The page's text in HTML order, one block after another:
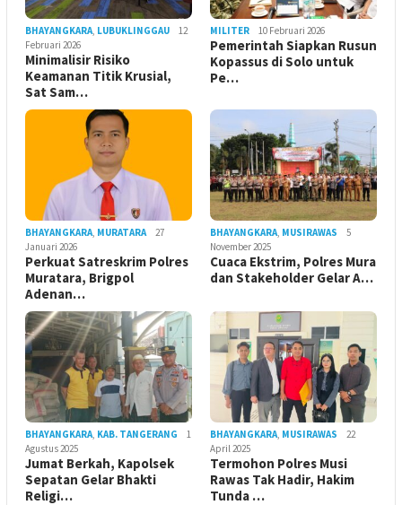
BHAYANGKARA LUBUKLINGGAU
12
Februari 2026
Minimalisir Risiko
Keamanan Titik Krusial,
Sat Sam…
MILITER 10 Februari 2026
Pemerintah Siapkan Rusun
Kopassus di Solo untuk
Pe…
BHAYANGKARA MURATARA
27
Januari 2026
Perkuat Satreskrim Polres
Muratara, Brigpol
Adenan…
BHAYANGKARA MUSIRAWAS
5
November 2025
Cuaca Ekstrim, Polres Mura
dan Stakeholder Gelar A…
BHAYANGKARA KAB. TANGERANG
1
Agustus 2025
Jumat Berkah, Kapolsek
Sepatan Gelar Bhakti
Religi…
BHAYANGKARA MUSIRAWAS
22
April 2025
Termohon Polres Musi
Rawas Tak Hadir, Hakim
Tunda …